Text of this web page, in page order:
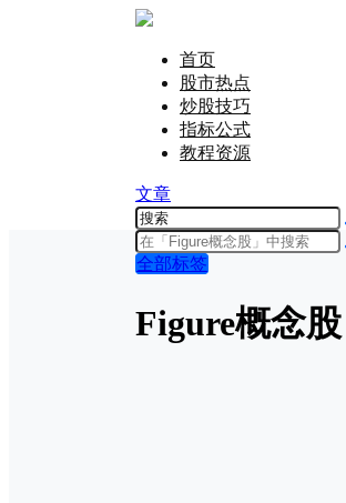
首页
股市热点
炒股技巧
指标公式
教程资源
文章
全部标签
Figure概念股